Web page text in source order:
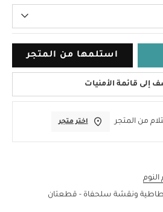
استلمها من المتجر
إلى قائمة الأمنيات
من المتجر اختر متجر
النوم
ونقشة سلحفاة - قطعتان